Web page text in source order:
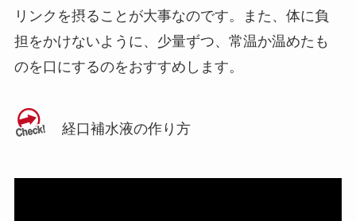
リンクを摂ることが大事なのです。また、体に負
担をかけないように、少量ずつ、常温か温めたも
のを口にするのをおすすめします。
経口補水液の作り方